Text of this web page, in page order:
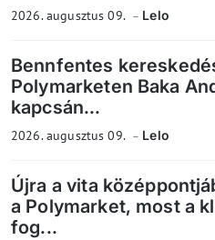
2026. augusztus 09. Lelo
Bennfentes
Polymarketen Baka
kapcsán...
2026. augusztus 09. Lelo
Újra a vita
a Polymarket, most a
fog...